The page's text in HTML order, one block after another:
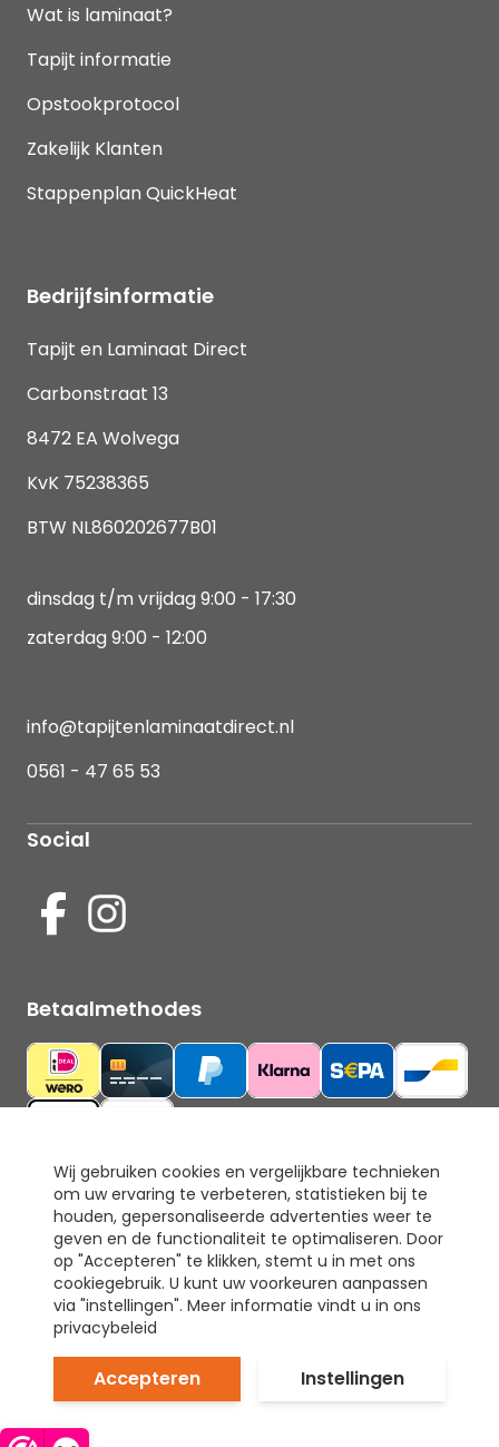
Wij gebruiken cookies en vergelijkbare technieken
om uw ervaring te verbeteren, statistieken bij te
houden, gepersonaliseerde advertenties weer te
geven en de functionaliteit te optimaliseren. Door
op "Accepteren" te klikken, stemt u in met ons
cookiegebruik. U kunt uw voorkeuren aanpassen
via "instellingen". Meer informatie vindt u in ons
privacybeleid
Accepteren Instellingen
Wat is laminaat?
Tapijt informatie
Opstookprotocol
Zakelijk Klanten
Stappenplan QuickHeat
Bedrijfsinformatie
Tapijt en Laminaat Direct
Carbonstraat 13
8472 EA Wolvega
KvK 75238365
BTW NL860202677B01
dinsdag t/m vrijdag 9:00 - 17:30
zaterdag 9:00 - 12:00
info@tapijtenlaminaatdirect.nl
0561 - 47 65 53
Social
Betaalmethodes
Ons keurmerk
© Tapijt & Laminaat Direct. Alle rechten voorbehouden.
Prijzen inclusief 21% BTW.